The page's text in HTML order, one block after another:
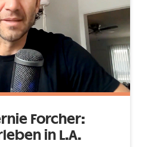
Forcher:
in L.A.